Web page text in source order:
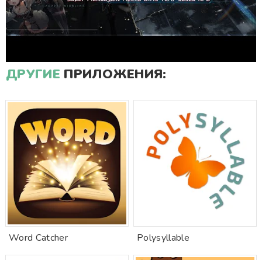
ДРУГИЕ ПРИЛОЖЕНИЯ:
Word Catcher Polysyllable